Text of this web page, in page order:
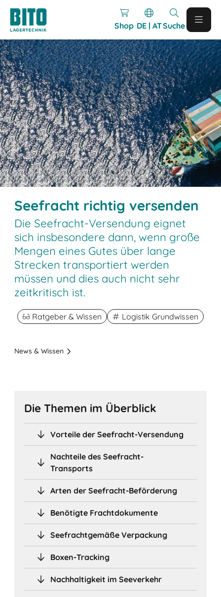
Shop DE | ATSuche
Seefracht richtig versenden
Die Seefracht-Versendung eignet
sich insbesondere dann, wenn große
Mengen eines Gutes über lange
Strecken transportiert werden
müssen und dies auch nicht sehr
zeitkritisch ist.
Ratgeber & Wissen Logistik Grundwissen
News & Wissen
Die Themen im Überblick
Vorteile der Seefracht-Versendung
Nachteile des Seefracht-
Transports
Arten der Seefracht-Beförderung
Benötigte Frachtdokumente
Seefrachtgemäße Verpackung
Boxen-Tracking
Nachhaltigkeit im Seeverkehr